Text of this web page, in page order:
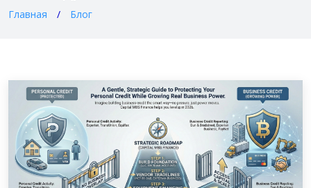
Главная Блог